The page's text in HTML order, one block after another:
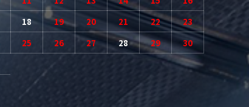
18 19 20 21 22
23
25 26 27 28 29 30